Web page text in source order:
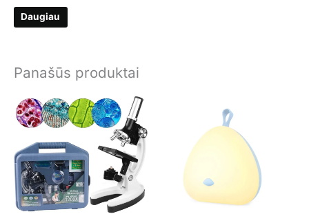
Daugiau
Panašūs produktai